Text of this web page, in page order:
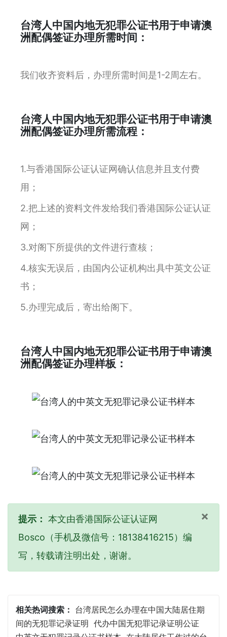
台湾人中国内地无犯罪公证书用于申请澳
洲配偶签证办理所需时间：
我们收齐资料后，办理所需时间是1-2周左右。
台湾人中国内地无犯罪公证书用于申请澳
洲配偶签证办理所需流程：
1.与香港国际公证认证网确认信息并且支付费
用；
2.把上述的资料文件发给我们香港国际公证认证
网；
3.对阁下所提供的文件进行查核；
4.核实无误后，由国内公证机构出具中英文公证
书；
5.办理完成后，寄出给阁下。
台湾人中国内地无犯罪公证书用于申请澳
洲配偶签证办理样板：
×
提示： 本文由香港国际公证认证网
Bosco（手机及微信号：18138416215）编
写，转载请注明出处，谢谢。
相关热词搜索： 台湾居民怎么办理在中国大陆居住期
间的无犯罪记录证明 代办中国无犯罪记录证明公证